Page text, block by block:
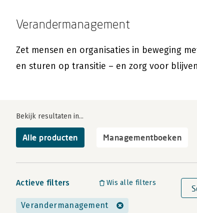
Verandermanagement
Zet mensen en organisaties in beweging
en sturen op transitie – en zorg voor
Bekijk resultaten in...
Alle producten Managementboeken
Actieve filters Wis alle filters
Verandermanagement